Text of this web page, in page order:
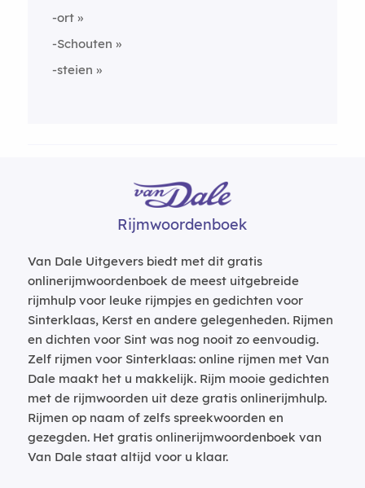
-ort
-Schouten
-steien
Rijmwoordenboek
Van Dale Uitgevers biedt met dit gratis
onlinerijmwoordenboek de meest uitgebreide
rijmhulp voor leuke rijmpjes en gedichten voor
Sinterklaas, Kerst en andere gelegenheden. Rijmen
en dichten voor Sint was nog nooit zo eenvoudig.
Zelf rijmen voor Sinterklaas: online rijmen met Van
Dale maakt het u makkelijk. Rijm mooie gedichten
met de rijmwoorden uit deze gratis onlinerijmhulp.
Rijmen op naam of zelfs spreekwoorden en
gezegden. Het gratis onlinerijmwoordenboek van
Van Dale staat altijd voor u klaar.